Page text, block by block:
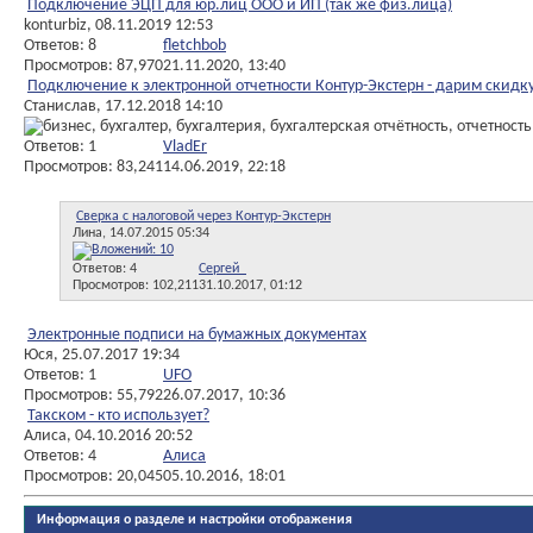
Подключение ЭЦП для юр.лиц ООО и ИП (так же физ.лица)
konturbiz, 08.11.2019 12:53
Ответов: 8
Просмотров: 87,970
fletchbob
21.11.2020, 13:40
Подключение к электронной отчетности Контур-Экстерн - дарим
Станислав, 17.12.2018 14:10
Ответов: 1
Просмотров: 83,241
VladEr
14.06.2019, 22:18
Сверка с налоговой через Контур-Экстерн
Лина, 14.07.2015 05:34
Ответов: 4
Просмотров: 102,211
Сергей_
31.10.2017, 01:12
Электронные подписи на бумажных документах
Юся, 25.07.2017 19:34
Ответов: 1
Просмотров: 55,792
UFO
26.07.2017, 10:36
Такском - кто использует?
Алиса, 04.10.2016 20:52
Ответов: 4
Просмотров: 20,045
Алиса
05.10.2016, 18:01
Информация о разделе и настройки отображения